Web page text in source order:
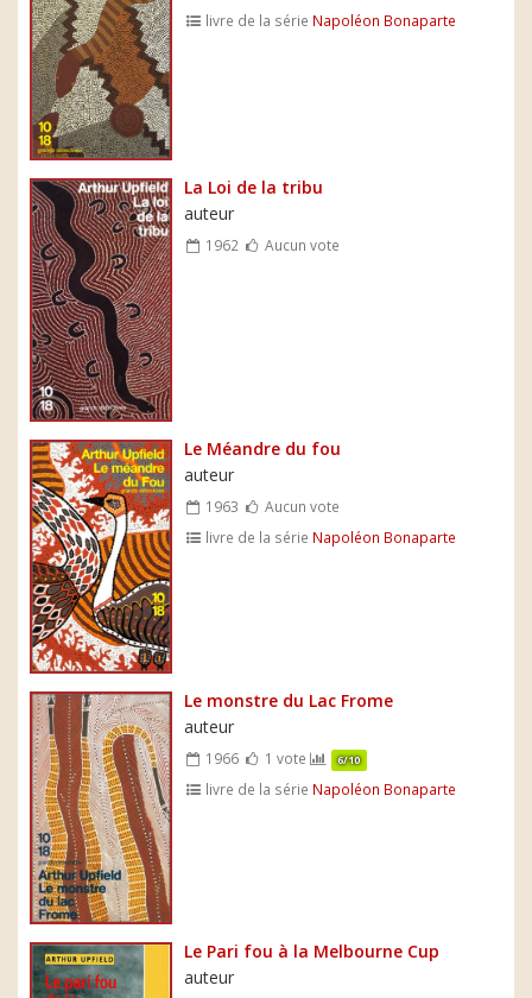
livre de la série Napoléon Bonaparte
La Loi de la tribu
auteur
1962 Aucun vote
Le Méandre du fou
auteur
1963
Aucun vote
livre de la série Napoléon Bonaparte
Le monstre du Lac Frome
auteur
1966 1 vote 6/10
livre de la série Napoléon Bonaparte
Le Pari fou à la Melbourne Cup
auteur